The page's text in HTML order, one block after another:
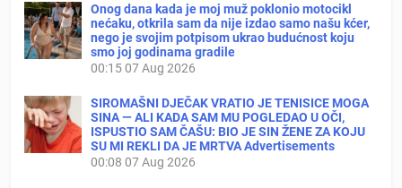
Onog dana kada je moj muž poklonio motocikl
nećaku, otkrila sam da nije izdao samo našu kćer,
nego je svojim potpisom ukrao budućnost koju
smo joj godinama gradile
00:1507 Aug 2026
SIROMAŠNI DJEČAK VRATIO JE TENISICE MOGA
SINA — ALI KADA SAM MU POGLEDAO U OČI,
ISPUSTIO SAM ČAŠU: BIO JE SIN ŽENE ZA KOJU
SU MI REKLI DA JE MRTVA Advertisements
00:08 07 Aug 2026